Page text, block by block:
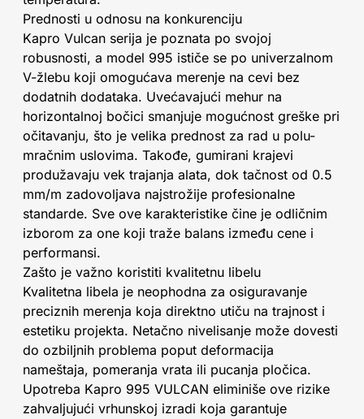
Prednosti u odnosu na konkurenciju
Kapro Vulcan serija je poznata po svojoj
robusnosti, a model 995 ističe se po univerzalnom
V-žlebu koji omogućava merenje na cevi bez
dodatnih dodataka. Uvećavajući mehur na
horizontalnoj bočici smanjuje mogućnost greške pri
očitavanju, što je velika prednost za rad u polu-
mračnim uslovima. Takođe, gumirani krajevi
produžavaju vek trajanja alata, dok tačnost od 0.5
mm/m zadovoljava najstrožije profesionalne
standarde. Sve ove karakteristike čine je odličnim
izborom za one koji traže balans između cene i
performansi.
Zašto je važno koristiti kvalitetnu libelu
Kvalitetna libela je neophodna za osiguravanje
preciznih merenja koja direktno utiču na trajnost i
estetiku projekta. Netačno nivelisanje može dovesti
do ozbiljnih problema poput deformacija
nameštaja, pomeranja vrata ili pucanja pločica.
Upotreba Kapro 995 VULCAN eliminiše ove rizike
zahvaljujući vrhunskoj izradi koja garantuje